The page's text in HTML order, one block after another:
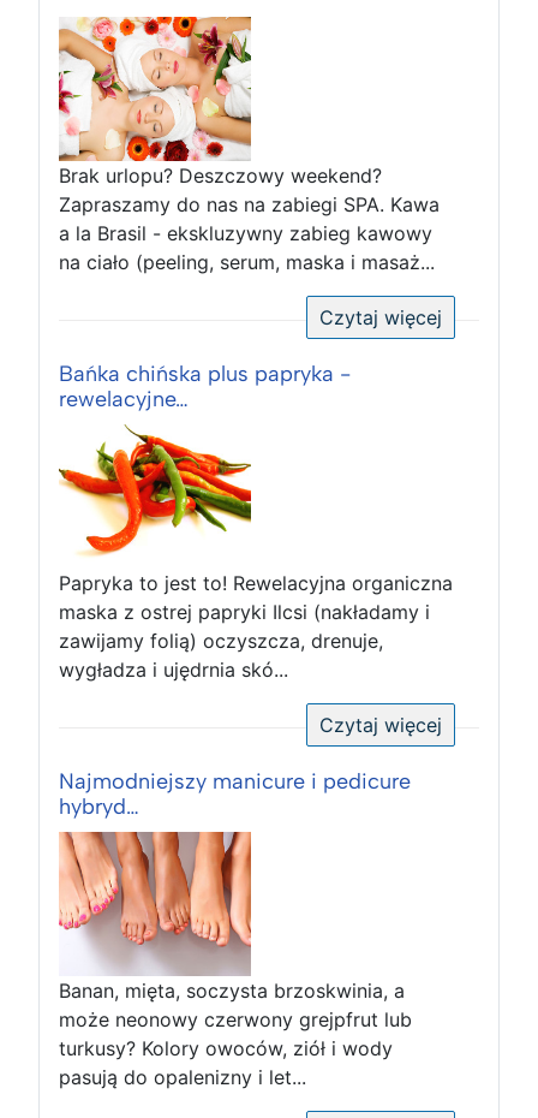
Brak urlopu? Deszczowy weekend?
Zapraszamy do nas na zabiegi SPA. Kawa
a la Brasil - ekskluzywny zabieg kawowy
na ciało (peeling, serum, maska i masaż...
Czytaj więcej
Bańka chińska plus papryka -
rewelacyjne…
Papryka to jest to! Rewelacyjna organiczna
maska z ostrej papryki Ilcsi (nakładamy i
zawijamy folią) oczyszcza, drenuje,
wygładza i ujędrnia skó...
Czytaj więcej
Najmodniejszy manicure i pedicure
hybryd…
Banan, mięta, soczysta brzoskwinia, a
może neonowy czerwony grejpfrut lub
turkusy? Kolory owoców, ziół i wody
pasują do opalenizny i let...